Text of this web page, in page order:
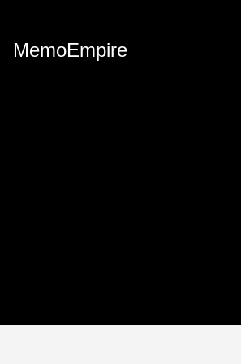
MemoEmpire